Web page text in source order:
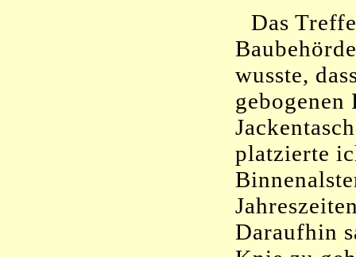
Das
wusste,
platzierte
Daraufhin